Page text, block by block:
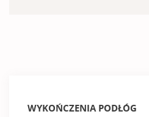
WYKOŃCZENIA PODŁÓG